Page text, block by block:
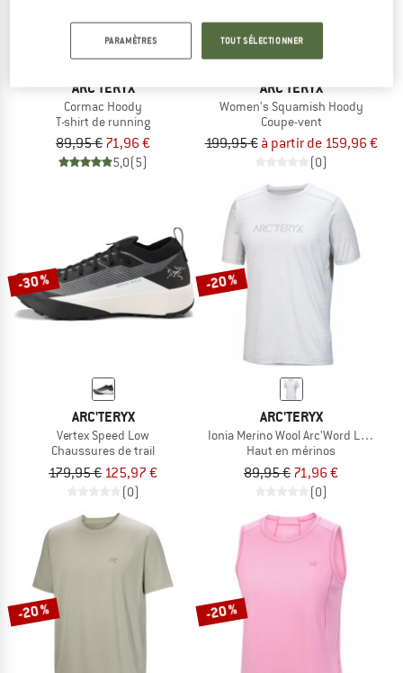
ARC'TERYX
Cormac Hoody
T-shirt de running
89,95 € 71,96 €
5,0(5)
ARC'TERYX
Women's Squamish Hoody
Coupe-vent
199,95 € à partir de 159,96 €
(0)
-30 %
ARC'TERYX
Vertex Speed Low
Chaussures de trail
179,95 € 125,97 €
(0)
-20 %
ARC'TERYX
Ionia Merino Wool Arc'Word Logo S/S
Haut en mérinos
89,95 € 71,96 €
(0)
-20 % -20 %
PARAMÈTRES TOUT SÉLECTIONNER